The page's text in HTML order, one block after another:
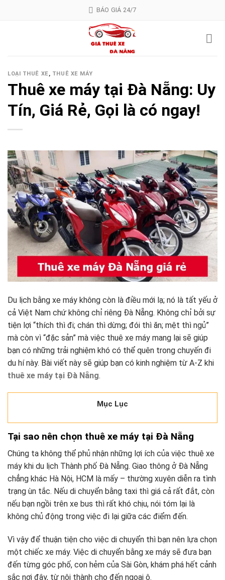
BÁO GIÁ 24/7
LOẠI THUÊ XE, THUÊ XE MÁY
Thuê xe máy tại Đà Nẵng: Uy
Tín, Giá Rẻ, Gọi là có ngay!
Du lịch bằng xe máy không còn là điều mới lạ; nó là tất yếu ở
cả Việt Nam chứ không chỉ riêng Đà Nẵng. Không chỉ bởi sự
tiện lợi “thích thì đi; chán thì dừng; đói thì ăn; mệt thì ngủ”
mà còn vì “đặc sản” mà việc thuê xe máy mang lại sẽ giúp
bạn có những trải nghiệm khó có thể quên trong chuyến đi
du hí này. Bài viết này sẽ giúp bạn có kinh nghiệm từ A-Z khi
thuê xe máy tại Đà Nẵng.
Mục Lục
Tại sao nên chọn thuê xe máy tại Đà Nẵng
Chúng ta không thể phủ nhận những lợi ích của việc thuê xe
máy khi du lịch Thành phố Đà Nẵng. Giao thông ở Đà Nẵng
chẳng khác Hà Nội, HCM là mấy – thường xuyên diễn ra tình
trạng ùn tắc. Nếu di chuyển bằng taxi thì giá cả rất đắt, còn
nếu bạn ngồi trên xe bus thì rất khó chịu, nói tóm lại là
không chủ động trong việc đi lại giữa các điểm đến.
Vì vậy để thuận tiện cho việc di chuyển thì bạn nên lựa chọn
một chiếc xe máy. Việc di chuyển bằng xe máy sẽ đưa bạn
đến từng góc phố, con hẻm của Sài Gòn, khám phá hết cảnh
sắc nơi đây, từ nội thành cho đến ngoại ô.